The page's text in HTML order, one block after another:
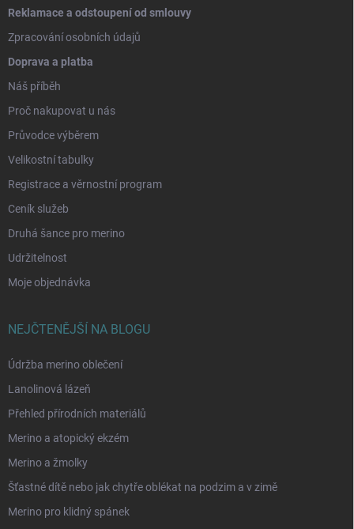
Reklamace a odstoupení od smlouvy
Zpracování osobních údajů
Doprava a platba
Náš příběh
Proč nakupovat u nás
Průvodce výběrem
Velikostní tabulky
Registrace a věrnostní program
Ceník služeb
Druhá šance pro merino
Udržitelnost
Moje objednávka
NEJČTENĚJŠÍ NA BLOGU
Údržba merino oblečení
Lanolinová lázeň
Přehled přírodních materiálů
Merino a atopický ekzém
Merino a žmolky
Šťastné dítě nebo jak chytře oblékat na podzim a v zimě
Merino pro klidný spánek